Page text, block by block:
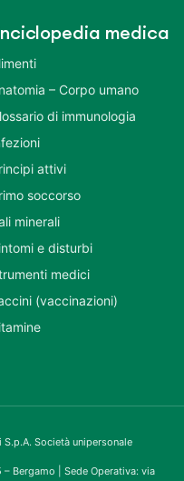
medica
– Corpo umano
di immunologia
attivi
soccorso
minerali
e disturbi
medici
(vaccinazioni)
S.p.A. Società unipersonale
– Bergamo | Sede Operativa: via